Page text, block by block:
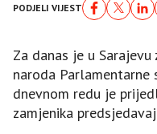
PODJELI VIJEST
Za danas je u
naroda Parlamentarne
dnevnom redu je
zamjenika